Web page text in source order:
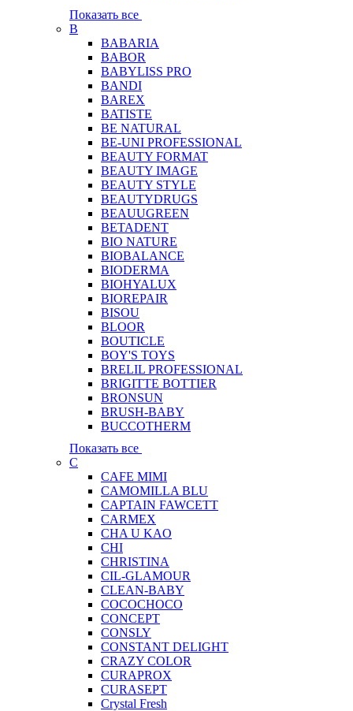
Показать все
B
BABARIA
BABOR
BABYLISS PRO
BANDI
BAREX
BATISTE
BE NATURAL
BE-UNI PROFESSIONAL
BEAUTY FORMAT
BEAUTY IMAGE
BEAUTY STYLE
BEAUTYDRUGS
BEAUUGREEN
BETADENT
BIO NATURE
BIOBALANCE
BIODERMA
BIOHYALUX
BIOREPAIR
BISOU
BLOOR
BOUTICLE
BOY'S TOYS
BRELIL PROFESSIONAL
BRIGITTE BOTTIER
BRONSUN
BRUSH-BABY
BUCCOTHERM
Показать все
C
CAFE MIMI
CAMOMILLA BLU
CAPTAIN FAWCETT
CARMEX
CHA U KAO
CHI
CHRISTINA
CIL-GLAMOUR
CLEAN-BABY
COCOCHOCO
CONCEPT
CONSLY
CONSTANT DELIGHT
CRAZY COLOR
CURAPROX
CURASEPT
Crystal Fresh